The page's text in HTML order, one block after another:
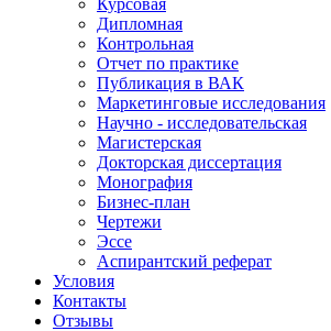
Курсовая
Дипломная
Контрольная
Отчет по практике
Публикация в ВАК
Маркетинговые исследования
Научно - исследовательская
Магистерская
Докторская диссертация
Монография
Бизнес-план
Чертежи
Эссе
Аспирантский реферат
Условия
Контакты
Отзывы